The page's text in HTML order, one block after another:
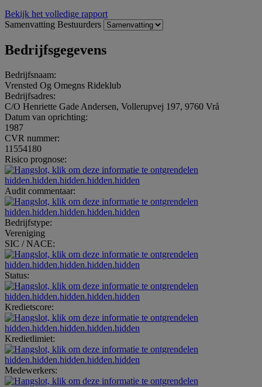
Bekijk het volledige rapport
Samenvatting Bestuurders
Bedrijfsgegevens
Bedrijfsnaam:
Vrensted Og Omegns Rideklub
Bedrijfsadres:
C/O Henriette Gade Andersen, Vollerupvej 197, 9760 Vrå
Datum van oprichting:
1987
CVR nummer:
11554180
Risico prognose:
hidden.hidden.hidden.hidden.hidden
Audit commentaar:
hidden.hidden.hidden.hidden.hidden
Bedrijfstype:
Vereniging
SIC / NACE:
hidden.hidden.hidden.hidden.hidden
Status:
hidden.hidden.hidden.hidden.hidden
Kredietscore:
hidden.hidden.hidden.hidden.hidden
Kredietlimiet:
hidden.hidden.hidden.hidden.hidden
Medewerkers: